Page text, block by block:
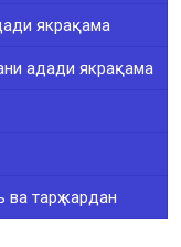
якрақама
адади якрақама
тарҳ кардан